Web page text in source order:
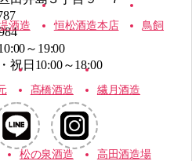
酒造 恒松酒造本店 鳥飼
髙橋酒造 繊月酒造
松の泉酒造 高田酒造場
～19:00
～18:00